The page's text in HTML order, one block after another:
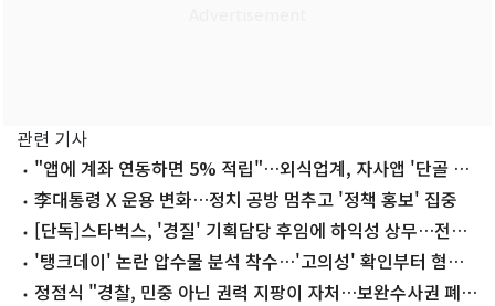
관련 기사
"앱에 계좌 연동하면 5% 적립"…외식업계, 자사앱 '단골 잡
기' 경쟁
李대통령 X 운용 변화…정치 공방 멈추고 '정책 홍보' 집중
[단독]스타벅스, '경질' 기획담당 후임에 하익성 상무…전직
임원 재영입
'탱크데이' 논란 압수물 분석 착수…'고의성' 확인부터 혐의
입증 난관
정점식 "경찰, 민중 아닌 권력 지팡이 자처…보완수사권 폐지